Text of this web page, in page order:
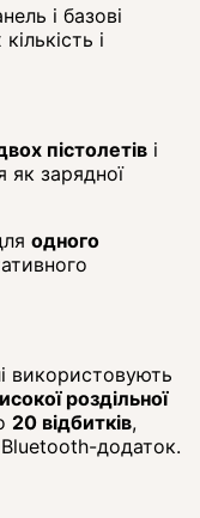
і базові
і
пістолетів і
як зарядної
одного
використовують
роздільної
20 відбитків,
додаток.